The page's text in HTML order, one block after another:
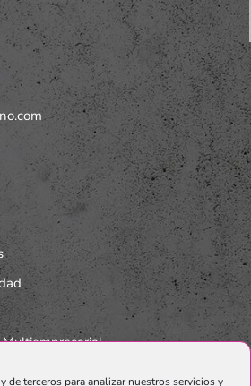
de terceros para analizar nuestros servicios y